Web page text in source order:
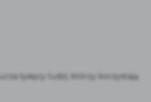
tysięcy ludzi, którzy korzystają